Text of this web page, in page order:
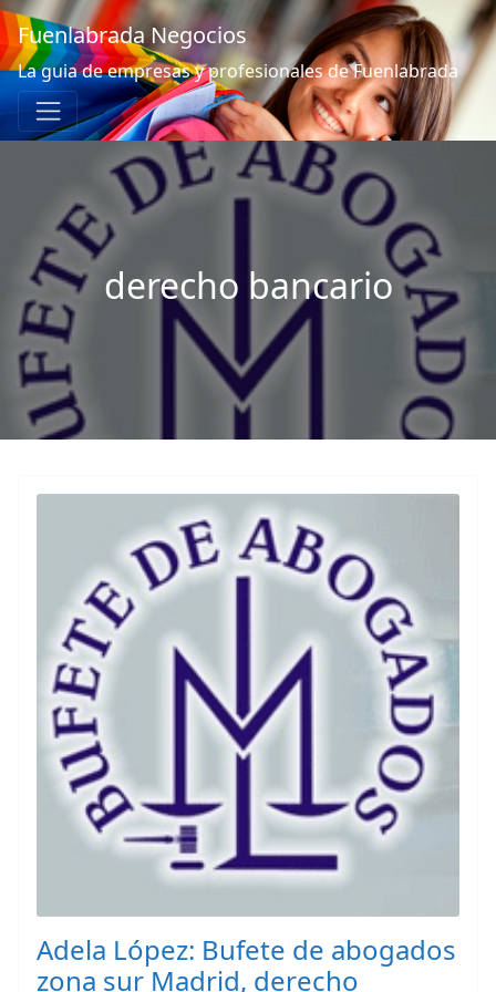
Fuenlabrada Negocios
La guia de empresas y profesionales de Fuenlabrada
derecho bancario
Adela López: Bufete de abogados
zona sur Madrid, derecho